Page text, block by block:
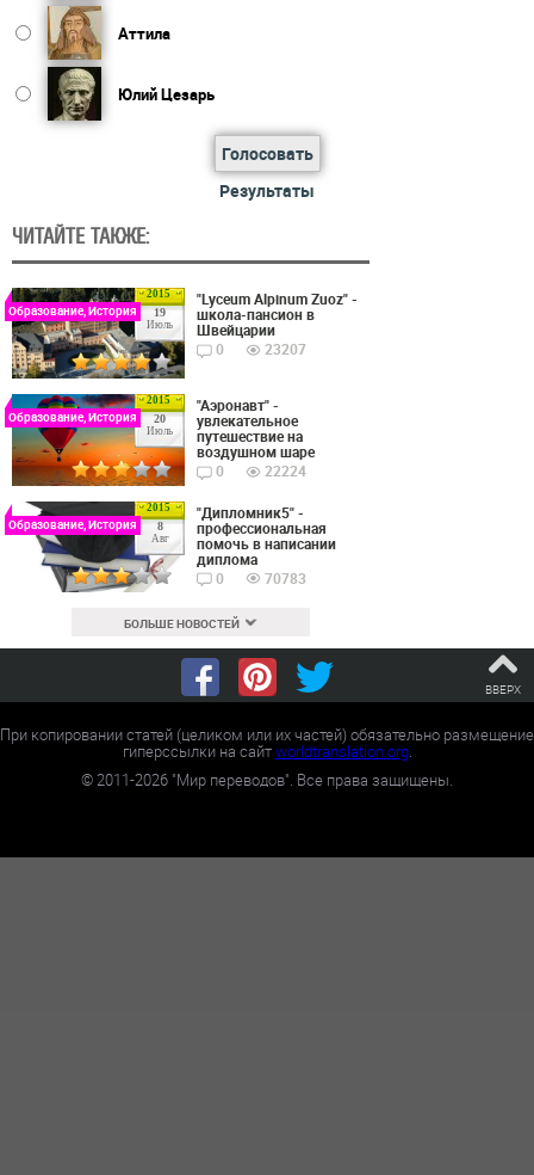
Аттила
Юлий Цезарь
Голосовать
Результаты
ЧИТАЙТЕ ТАКЖЕ:
2015
19
Июль
Образование, История
"Lyceum Alpinum Zuoz" -
школа-пансион в
Швейцарии
0
23207
2015
20
Июль
Образование, История
"Аэронавт" -
увлекательное
путешествие на
воздушном шаре
0
22224
2015
8
Авг
Образование, История
"Дипломник5" -
профессиональная
помочь в написании
диплома
0
70783
БОЛЬШЕ НОВОСТЕЙ
ВВЕРХ
При копировании статей (целиком или их частей) обязательно размещение
гиперссылки на сайтworldtranslation.org.
©2011-2026 "Мир переводов". Все права защищены.